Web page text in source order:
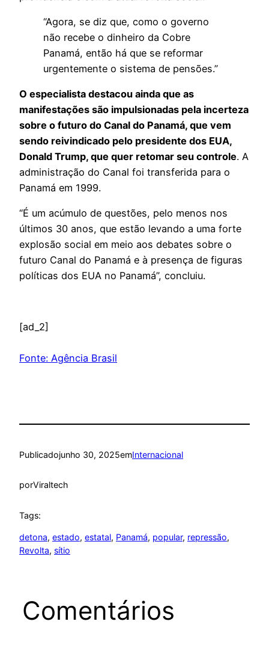
“Agora, se diz que, como o governo
não recebe o dinheiro da Cobre
Panamá, então há que se reformar
urgentemente o sistema de pensões.”
O especialista destacou ainda que as
manifestações são impulsionadas pela incerteza
sobre o futuro do Canal do Panamá, que vem
sendo reivindicado pelo presidente dos EUA,
Donald Trump, que quer retomar seu controle. A
administração do Canal foi transferida para o
Panamá em 1999.
“É um acúmulo de questões, pelo menos nos
últimos 30 anos, que estão levando a uma forte
explosão social em meio aos debates sobre o
futuro Canal do Panamá e à presença de figuras
políticas dos EUA no Panamá”, concluiu.
[ad_2]
Fonte: Agência Brasil
Publicadojunho 30, 2025emInternacional
porViraltech
Tags:
detona, estado, estatal, Panamá, popular, repressão
Revolta, sítio
Comentários